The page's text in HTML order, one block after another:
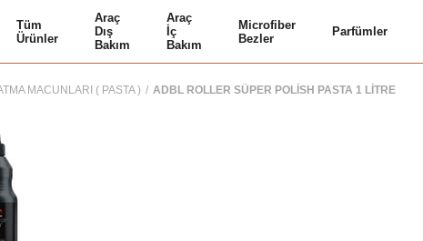
Tüm
Ürünler
Araç
Dış
Bakım
Araç
İç
Bakım
Microfiber
Bezler
Parfümler
MACUNLARI ( PASTA ) ADBL ROLLER SÜPER POLİSH PASTA 1 LİTRE